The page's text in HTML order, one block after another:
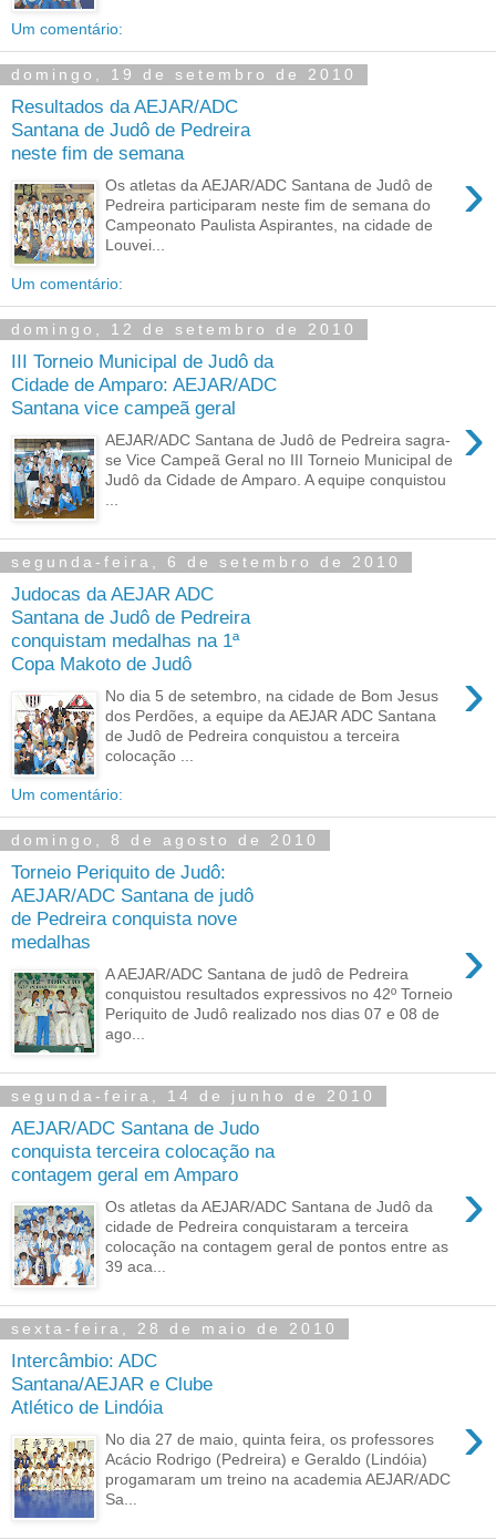
Um comentário:
domingo, 19 de setembro de 2010
Resultados da AEJAR/ADC
Santana de Judô de Pedreira
neste fim de semana
›
Os atletas da AEJAR/ADC Santana de Judô de
Pedreira participaram neste fim de semana do
Campeonato Paulista Aspirantes, na cidade de
Louvei...
Um comentário:
domingo, 12 de setembro de 2010
III Torneio Municipal de Judô da
Cidade de Amparo: AEJAR/ADC
Santana vice campeã geral
›
AEJAR/ADC Santana de Judô de Pedreira sagra-
se Vice Campeã Geral no III Torneio Municipal de
Judô da Cidade de Amparo. A equipe conquistou
segunda-feira, 6 de setembro de 2010
Judocas da AEJAR ADC
Santana de Judô de Pedreira
conquistam medalhas na 1ª
Copa Makoto de Judô
›
No dia 5 de setembro, na cidade de Bom Jesus
dos Perdões, a equipe da AEJAR ADC Santana
de Judô de Pedreira conquistou a terceira
colocação ...
Um comentário:
domingo, 8 de agosto de 2010
Torneio Periquito de Judô:
AEJAR/ADC Santana de judô
de Pedreira conquista nove
medalhas
›
A AEJAR/ADC Santana de judô de Pedreira
conquistou resultados expressivos no 42º Torneio
Periquito de Judô realizado nos dias 07 e 08 de
ago...
segunda-feira, 14 de junho de 2010
AEJAR/ADC Santana de Judo
conquista terceira colocação na
contagem geral em Amparo
›
Os atletas da AEJAR/ADC Santana de Judô da
cidade de Pedreira conquistaram a terceira
colocação na contagem geral de pontos entre as
39 aca...
sexta-feira, 28 de maio de 2010
Intercâmbio: ADC
Santana/AEJAR e Clube
Atlético de Lindóia
›
No dia 27 de maio, quinta feira, os professores
Acácio Rodrigo (Pedreira) e Geraldo (Lindóia)
progamaram um treino na academia AEJAR/ADC
Sa...